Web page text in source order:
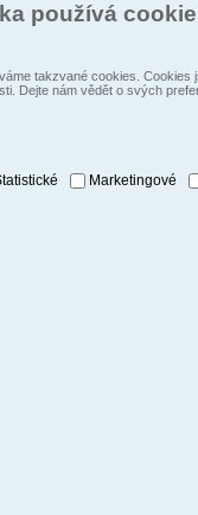
používá
takzvané cookies.
Dejte nám vědět o svých
Marketingové